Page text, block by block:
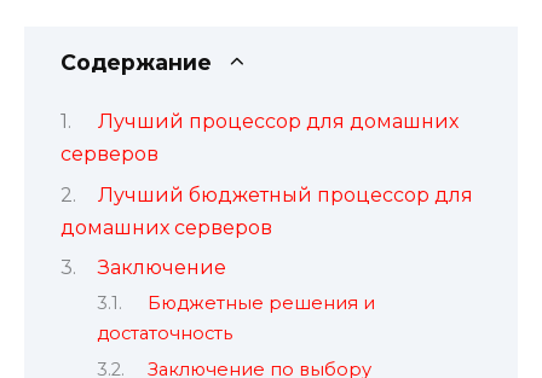
Содержание
Лучший процессор для домашних
серверов
Лучший бюджетный процессор для
домашних серверов
Заключение
Бюджетные решения и
достаточность
Заключение по выбору